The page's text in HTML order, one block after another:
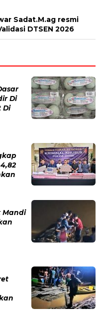
Sadat.M.ag resmi
DTSEN 2026
Di
Di
Mandi